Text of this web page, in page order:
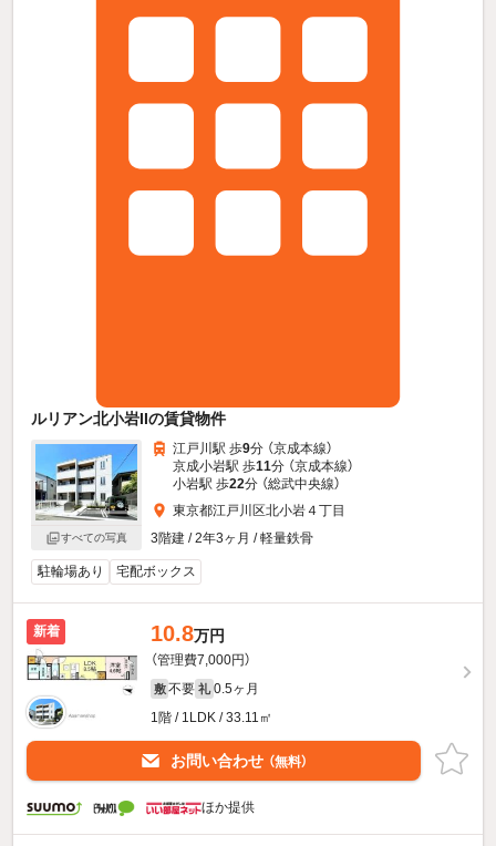
ルリアン北小岩IIの賃貸物件
すべての写真
江戸川駅 歩9分 （京成本線）
京成小岩駅 歩11分 （京成本線）
小岩駅 歩22分 （総武中央線）
東京都江戸川区北小岩４丁目
3階建 / 2年3ヶ月 / 軽量鉄骨
駐輪場あり 宅配ボックス
新着 10.8万円
（管理費7,000円）
敷 不要 礼 0.5ヶ月
1階 / 1LDK / 33.11㎡
お問い合わせ （無料）
ほか提供